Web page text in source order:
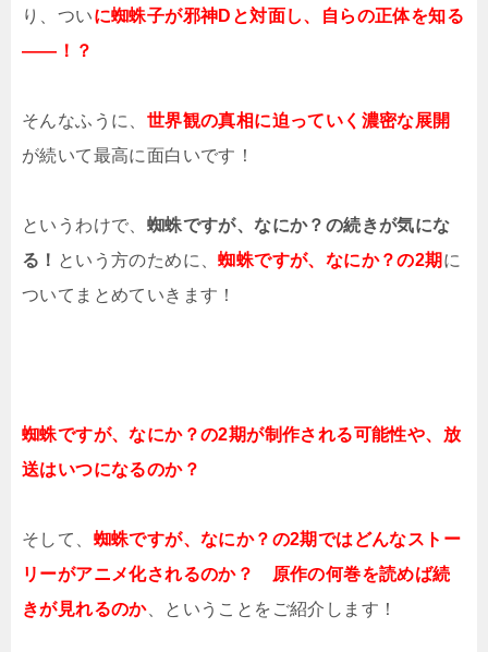
り、ついに蜘蛛子が邪神Dと対面し、自らの正体を知る
――！？
そんなふうに、 世界観の真相に迫っていく濃密な展開
が続いて最高に面白いです！
というわけで、 蜘蛛ですが、なにか？の続きが気にな
る！ という方のために、蜘蛛ですが、なにか？の2期 に
ついてまとめていきます！
蜘蛛ですが、なにか？の2期が制作される可能性や、放
送はいつになるのか？
そして、 蜘蛛ですが、なにか？の2期ではどんなストー
リーがアニメ化されるのか？ 原作の何巻を読めば続
きが見れるのか、ということをご紹介します！